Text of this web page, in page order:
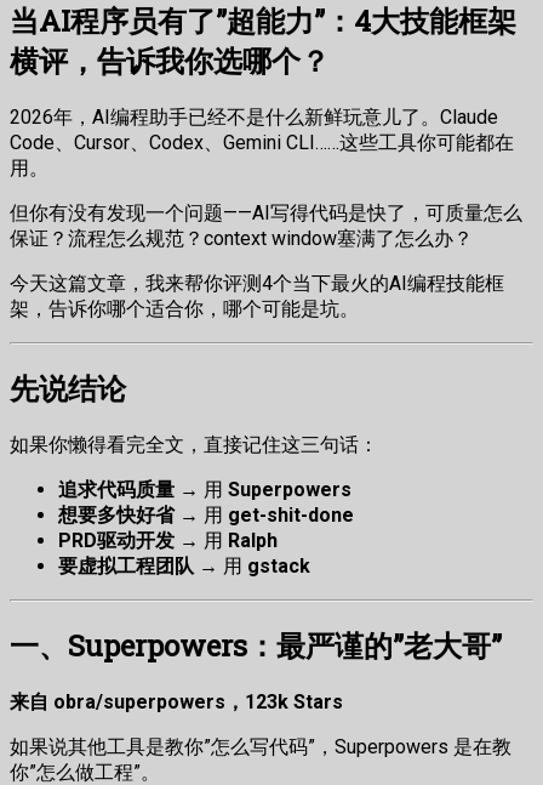
当AI程序员有了”超能力”：4大技能框架
横评，告诉我你选哪个？
2026年，AI编程助手已经不是什么新鲜玩意儿了。Claude
Code、Cursor、Codex、Gemini CLI……这些工具你可能都在
用。
但你有没有发现一个问题——AI写得代码是快了，可质量怎么
保证？流程怎么规范？context window塞满了怎么办？
今天这篇文章，我来帮你评测4个当下最火的AI编程技能框
架，告诉你哪个适合你，哪个可能是坑。
先说结论
如果你懒得看完全文，直接记住这三句话：
追求代码质量 → 用 Superpowers
想要多快好省→ 用 get-shit-done
PRD驱动开发 → 用 Ralph
要虚拟工程团队 → 用 gstack
一、Superpowers：最严谨的”老大哥”
来自 obra/superpowers，123k Stars
如果说其他工具是教你”怎么写代码”，Superpowers 是在教
你”怎么做工程”。